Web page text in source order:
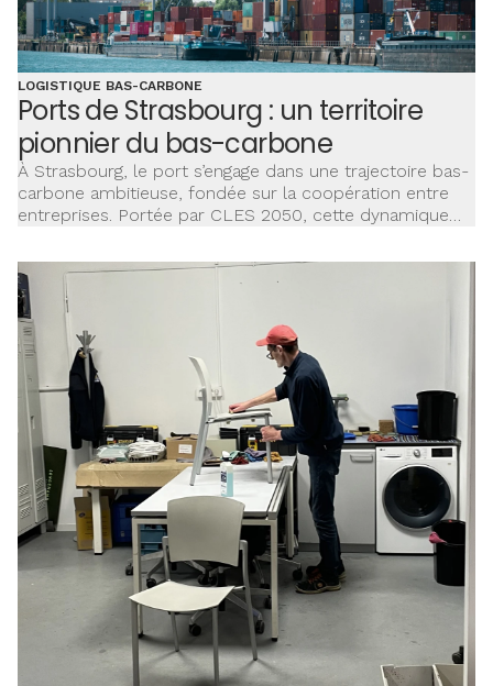
LOGISTIQUE BAS-CARBONE
Ports de Strasbourg : un territoire
pionnier du bas-carbone
À Strasbourg, le port s’engage dans une trajectoire bas-
carbone ambitieuse, fondée sur la coopération entre
entreprises. Portée par CLES 2050, cette dynamique
transition énergétique.